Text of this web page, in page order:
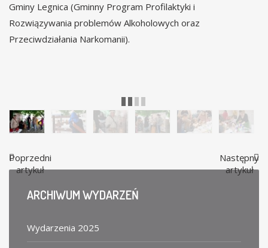
Gminy Legnica (Gminny Program Profilaktyki i
Rozwiązywania problemów Alkoholowych oraz
Przeciwdziałania Narkomanii).
Poprzedni
artykuł
Następny
artykuł
ARCHIWUMWYDARZEŃ
Wydarzenia 2025